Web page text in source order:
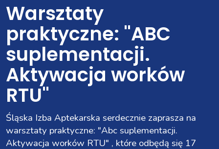
Warsztaty
praktyczne: "ABC
suplementacji.
Aktywacja worków
RTU"
Śląska Izba Aptekarska serdecznie zaprasza na
warsztaty praktyczne: "Abc suplementacji.
Aktywacja worków RTU" , które odbędą się 17